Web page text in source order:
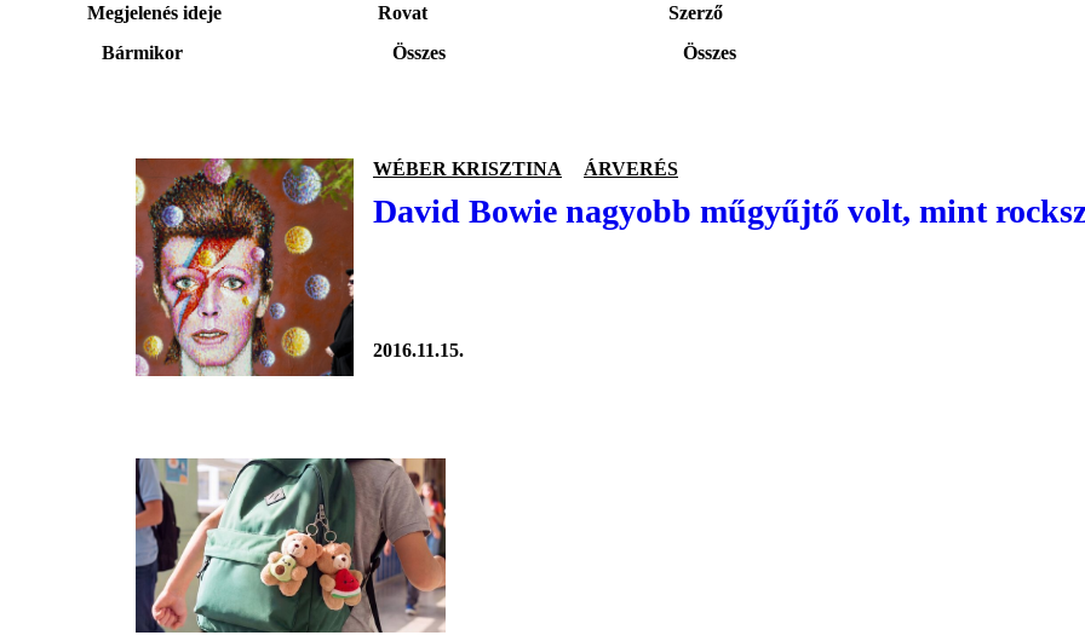
Megjelenés ideje
Bármikor
Rovat
Összes
Szerző
Összes
WÉBER KRISZTINA ÁRVERÉS
David Bowie nagyobb műgyűjtő volt, mint
2016.11.15.